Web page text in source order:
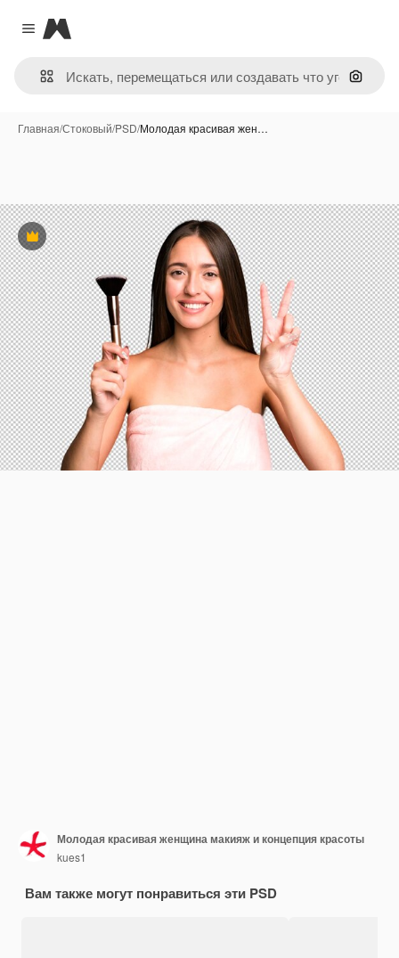
Close menu
Magnific
Поиск
Главная/Стоковый/PSD/Молодая красивая жен…
Премиум
Молодая красивая женщина макияж и концепция красоты
kues1
Вам также могут понравиться эти PSD